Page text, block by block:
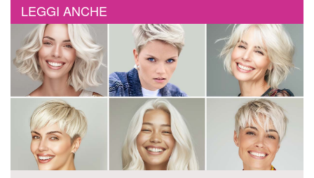
LEGGI ANCHE